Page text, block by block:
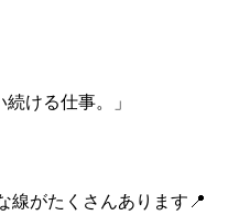
ける仕事。」
線がたくさんあります📍